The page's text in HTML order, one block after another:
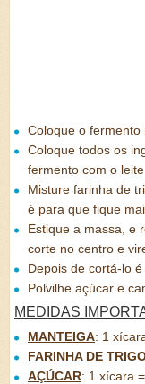
Coloque o fermento
Coloque todos os
fermento com o leite
Misture farinha de
é para que fique
Estique a massa, e
corte no centro e
Depois de cortá-lo
Polvilhe açúcar e
MEDIDAS
MANTEIGA: 1
FARINHA DE
AÇÚCAR: 1 xícara